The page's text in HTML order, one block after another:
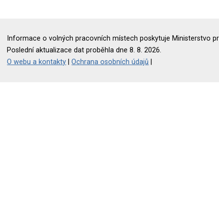
Informace o volných pracovních místech poskytuje Ministerstvo
Poslední aktualizace dat proběhla dne 8. 8. 2026.
O webu a kontakty |Ochrana osobních údajů